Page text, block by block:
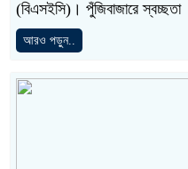
(বিএসইসি)। পুঁজিবাজারে স্বচ্ছতা
আরও পড়ুন..